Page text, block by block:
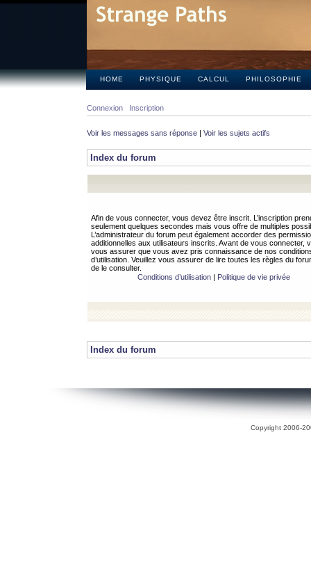
HOME PHYSIQUE CALCUL PHILOSOPHIE
Connexion Inscription
Voir les messages sans réponse | Voir les sujets actifs
Index du forum
Afin de vous connecter, vous devez être inscrit. L’inscription
seulement quelques secondes mais vous offre de multiples
L’administrateur du forum peut également accorder des
additionnelles aux utilisateurs inscrits. Avant de vous connecter,
vous assurer que vous avez pris connaissance de nos
d’utilisation. Veuillez vous assurer de lire toutes les règles du
de le consulter.
Conditions d’utilisation| Politique de vie privée
Index du forum
Copyright 2006-